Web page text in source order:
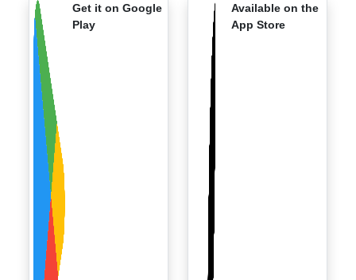
Get it on Google
Play
Available on the
App Store